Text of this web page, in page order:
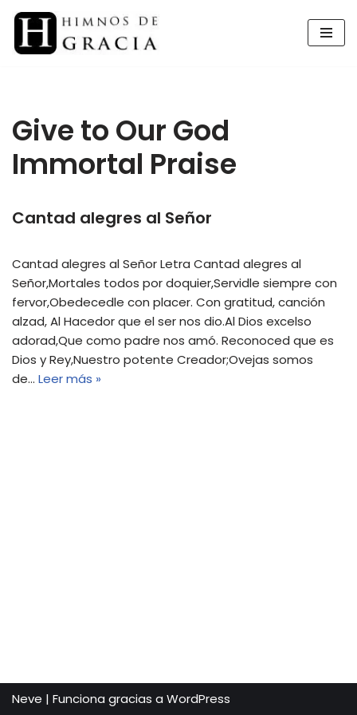
Saltar
Give to Our God
Immortal Praise
Cantad alegres al Señor
Cantad alegres al Señor Letra Cantad alegres al
Señor,Mortales todos por doquier,Servidle siempre con
fervor,Obedecedle con placer. Con gratitud, canción
alzad, Al Hacedor que el ser nos dio.Al Dios excelso
adorad,Que como padre nos amó. Reconoced que es
Dios y Rey,Nuestro potente Creador;Ovejas somos
de… Leer más »
Neve | Funciona gracias a WordPress